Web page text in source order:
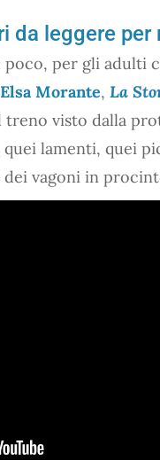
da leggere per
poco, per gli adulti
Elsa Morante, La
visto dalla
lamenti, quei
vagoni in